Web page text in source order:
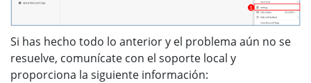
Si has hecho todo lo anterior y el problema aún no se
resuelve, comunícate con el soporte local y
proporciona la siguiente información: